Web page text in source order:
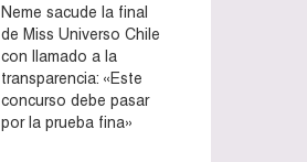
Neme sacude la final
de Miss Universo Chile
con llamado a la
transparencia: «Este
concurso debe pasar
por la prueba fina»